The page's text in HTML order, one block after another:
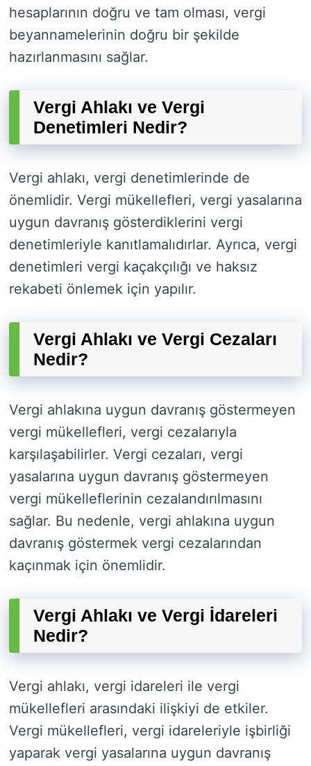
hesaplarının doğru ve tam olması, vergi
beyannamelerinin doğru bir şekilde
hazırlanmasını sağlar.
Vergi Ahlakı ve Vergi
Denetimleri Nedir?
Vergi ahlakı, vergi denetimlerinde de
önemlidir. Vergi mükellefleri, vergi yasalarına
uygun davranış gösterdiklerini vergi
denetimleriyle kanıtlamalıdırlar. Ayrıca, vergi
denetimleri vergi kaçakçılığı ve haksız
rekabeti önlemek için yapılır.
Vergi Ahlakı ve Vergi Cezaları
Nedir?
Vergi ahlakına uygun davranış göstermeyen
vergi mükellefleri, vergi cezalarıyla
karşılaşabilirler. Vergi cezaları, vergi
yasalarına uygun davranış göstermeyen
vergi mükelleflerinin cezalandırılmasını
sağlar. Bu nedenle, vergi ahlakına uygun
davranış göstermek vergi cezalarından
kaçınmak için önemlidir.
Vergi Ahlakı ve Vergi İdareleri
Nedir?
Vergi ahlakı, vergi idareleri ile vergi
mükellefleri arasındaki ilişkiyi de etkiler.
Vergi mükellefleri, vergi idareleriyle işbirliği
yaparak vergi yasalarına uygun davranış